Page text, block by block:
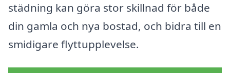
städning kan göra stor skillnad för både
din gamla och nya bostad, och bidra till en
smidigare flyttupplevelse.